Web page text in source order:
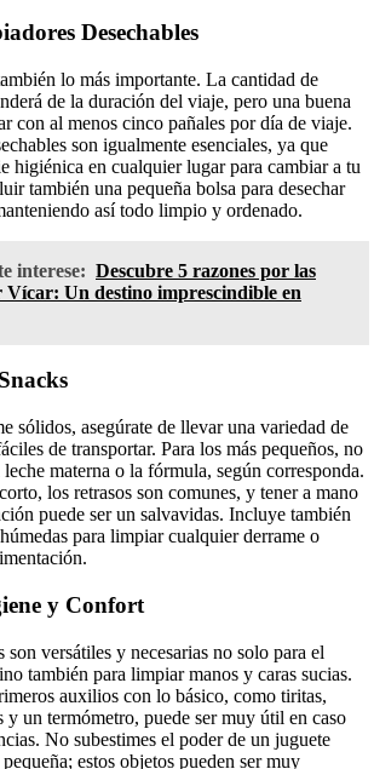
Desechables
lo más importante. La cantidad de
de la duración del viaje, pero una buena
con al menos cinco pañales por día de viaje.
son igualmente esenciales, ya que
higiénica en cualquier lugar para cambiar a tu
también una pequeña bolsa para desechar
así todo limpio y ordenado.
interese: Descubre 5 razones por las
Vícar: Un destino imprescindible en
sólidos, asegúrate de llevar una variedad de
de transportar. Para los más pequeños, no
materna o la fórmula, según corresponda.
los retrasos son comunes, y tener a mano
puede ser un salvavidas. Incluye también
para limpiar cualquier derrame o
y Confort
son versátiles y necesarias no solo para el
también para limpiar manos y caras sucias.
auxilios con lo básico, como tiritas,
y un termómetro, puede ser muy útil en caso
No subestimes el poder de un juguete
estos objetos pueden ser muy